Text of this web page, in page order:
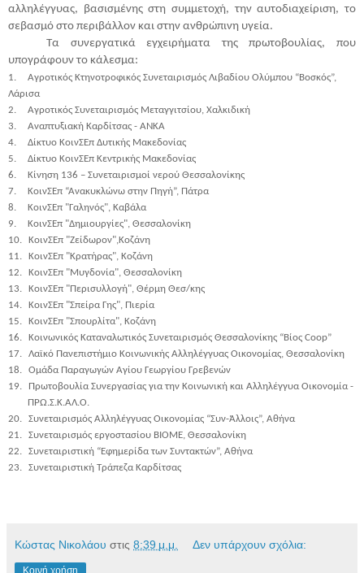
αλληλέγγυας, βασισμένης στη συμμετοχή, την αυτοδιαχείριση, το
σεβασμό στο περιβάλλον και στην ανθρώπινη υγεία.
Τα συνεργατικά εγχειρήματα της πρωτοβουλίας, που
υπογράφουν το κάλεσμα:
1.
Αγροτικός Κτηνοτροφικός Συνεταιρισμός Λιβαδίου Ολύμπου “Βοσκός”,
Λάρισα
2.
Αγροτικός Συνεταιρισμός Μεταγγιτσίου, Χαλκιδική
3.
Αναπτυξιακή Καρδίτσας - ΑΝΚΑ
4.
Δίκτυο ΚοινΣΕπ Δυτικής Μακεδονίας
5.
Δίκτυο ΚοινΣΕπ Κεντρικής Μακεδονίας
6.
Κίνηση 136 – Συνεταιρισμοί νερού Θεσσαλονίκης
7.
ΚοινΣΕπ “Ανακυκλώνω στην Πηγή”, Πάτρα
8.
ΚοινΣΕπ "Γαληνός", Καβάλα
9.
ΚοινΣΕπ "Δημιουργίες", Θεσσαλονίκη
10.
ΚοινΣΕπ "Ζείδωρον",Κοζάνη
11.
ΚοινΣΕπ "Κρατήρας", Κοζάνη
12.
ΚοινΣΕπ "Μυγδονία", Θεσσαλονίκη
13.
ΚοινΣΕπ "Περισυλλογή", Θέρμη Θεσ/κης
14.
ΚοινΣΕπ "Σπείρα Γης", Πιερία
15.
ΚοινΣΕπ "Σπουρλίτα", Κοζάνη
16.
Κοινωνικός Καταναλωτικός Συνεταιρισμός Θεσσαλονίκης “Βίος Coop”
17.
Λαϊκό Πανεπιστήμιο Κοινωνικής Αλληλέγγυας Οικονομίας, Θεσσαλονίκη
18.
Ομάδα Παραγωγών Αγίου Γεωργίου Γρεβενών
19.
Πρωτοβουλία Συνεργασίας για την Κοινωνική και Αλληλέγγυα Οικονομία -
ΠΡΩ.Σ.Κ.ΑΛ.Ο.
20.
Συνεταιρισμός Αλληλέγγυας Οικονομίας “Συν-Άλλοις”, Αθήνα
21.
Συνεταιρισμός εργοστασίου ΒΙΟΜΕ, Θεσσαλονίκη
22.
Συνεταιριστική “Εφημερίδα των Συντακτών”, Αθήνα
23.
Συνεταιριστική Τράπεζα Καρδίτσας
Κώστας Νικολάου στις 8:39 μ.μ. Δεν υπάρχουν σχόλια: